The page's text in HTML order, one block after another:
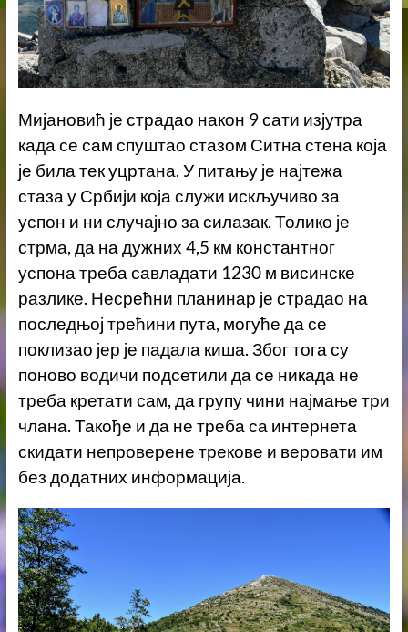
Мијановић је страдао након 9 сати изјутра
када се сам спуштао стазом Ситна стена која
је била тек уцртана. У питању је најтежа
стаза у Србији која служи искључиво за
успон и ни случајно за силазак. Толико је
стрма, да на дужних 4,5 км константног
успона треба савладати 1230 м висинске
разлике. Несрећни планинар је страдао на
последњој трећини пута, могуће да се
поклизао јер је падала киша. Због тога су
поново водичи подсетили да се никада не
треба кретати сам, да групу чини најмање три
члана. Такође и да не треба са интернета
скидати непроверене трекове и веровати им
без додатних информација.